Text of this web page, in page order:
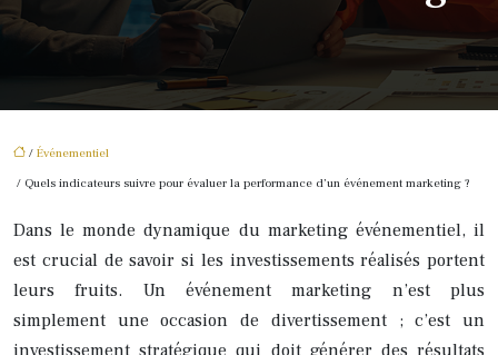
/ Événementiel
/ Quels indicateurs suivre pour évaluer la performance d’un événement marketing ?
Dans le monde dynamique du marketing événementiel, il
est crucial de savoir si les investissements réalisés portent
leurs fruits. Un événement marketing n’est plus
simplement une occasion de divertissement ; c’est un
investissement stratégique qui doit générer des résultats